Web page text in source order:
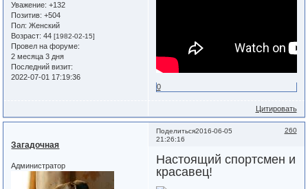
Уважение: +132
Позитив: +504
Пол: Женский
Возраст: 44[1982-02-15]
Провел на форуме:
2 месяца 3 дня
Последний визит:
2022-07-01 17:19:36
0
Цитировать
Поделиться 260
2016-06-05
21:26:16
Загадочная
Администратор
Настоящий спортсмен и
красавец!